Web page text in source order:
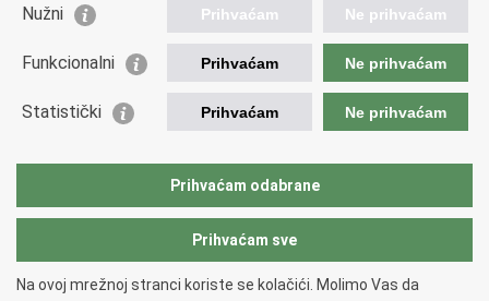
Muzej policije
Centar za mentalno zdravlje
Centar za forenzična ispitivanja, istraživanja i vještačenja "Ivan
Nacionalna evidencija nestalih osoba
Nužni Prihvaćam Ne prihvaćam
Funkcionalni Prihvaćam Ne prihvaćam
Statistički Prihvaćam Ne prihvaćam
Prihvaćam odabrane
Prihvaćam sve
Na ovoj mrežnoj stranci koriste se kolačići. Molimo Vas da